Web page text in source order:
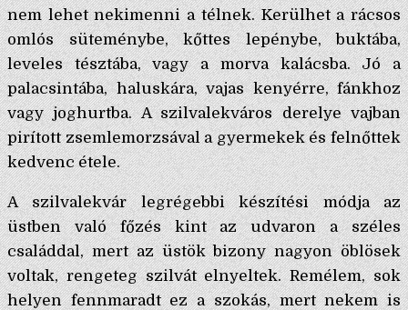
nem lehet nekimenni a télnek. Kerülhet a rácsos
omlós süteménybe, kőttes lepénybe, buktába,
leveles tésztába, vagy a morva kalácsba. Jó a
palacsintába, haluskára, vajas kenyérre, fánkhoz
vagy joghurtba. A szilvalekváros derelye vajban
pirított zsemlemorzsával a gyermekek és felnőttek
kedvenc étele.
A szilvalekvár legrégebbi készítési módja az
üstben való főzés kint az udvaron a széles
családdal, mert az üstök bizony nagyon öblösek
voltak, rengeteg szilvát elnyeltek. Remélem, sok
helyen fennmaradt ez a szokás, mert nekem is